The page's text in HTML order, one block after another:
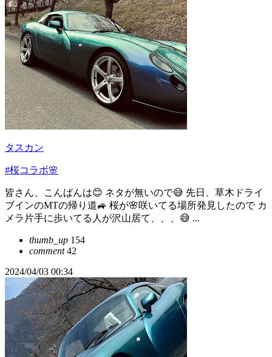
タスカン
#桜コラボ🌸
皆さん、こんばんは😊 ネタが無いので😅 先日、草木ドライ
ブインのMTの帰り道🚙 桜が🌸咲いてる場所発見したので カ
メラ片手に歩いてる人が沢山居て、、、😅 ...
thumb_up 154
comment42
2024/04/03 00:34